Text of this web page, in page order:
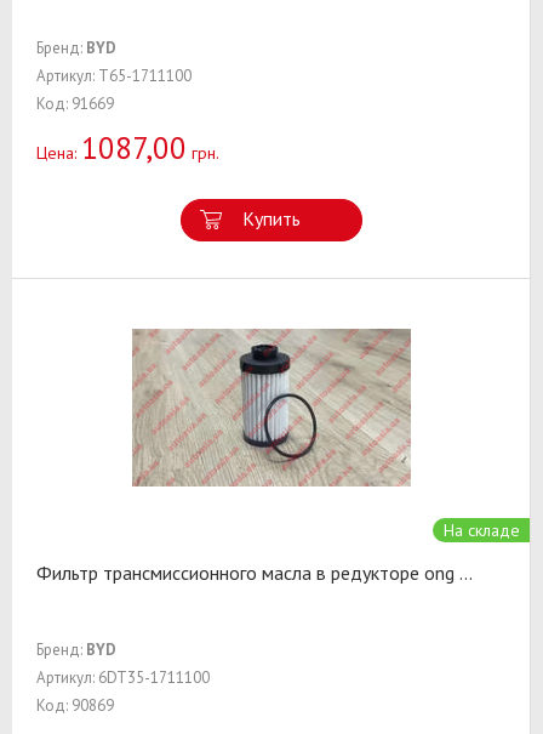
Бренд: BYD
Артикул: T65-1711100
Код: 91669
Цена: 1087,00 грн.
Купить
На складе
Фильтр трансмиссионного масла в редукторе ong ...
Бренд: BYD
Артикул: 6DT35-1711100
Код: 90869